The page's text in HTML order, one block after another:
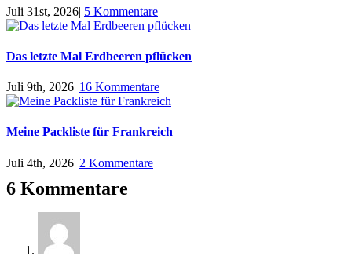
Juli 31st, 2026| 5 Kommentare
Das letzte Mal Erdbeeren pflücken
Juli 9th, 2026| 16 Kommentare
Meine Packliste für Frankreich
Juli 4th, 2026| 2 Kommentare
6 Kommentare